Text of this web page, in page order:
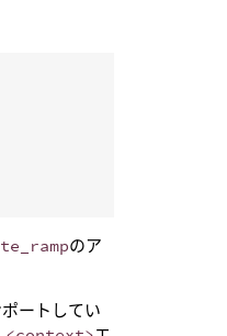
のア
ートしてい